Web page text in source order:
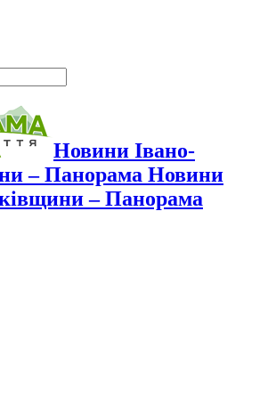
Новини Івано-
– Панорама Новини
– Панорама